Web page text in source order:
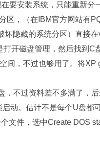
要安装系统，只能重新分
区，（在IBM官方网站有
隐藏的系统分区）直接
开磁盘管理，然后找到C
间，不过也够用了。将XP
不过资料差不多满了，
动。估计不是每个U盘都
文件，选中Create DOS